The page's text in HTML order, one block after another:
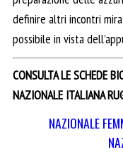
definire altri incontri
possibile in vista
CONSULTA LE SCHEDE
NAZIONALE ITALIANA
NAZIONALE